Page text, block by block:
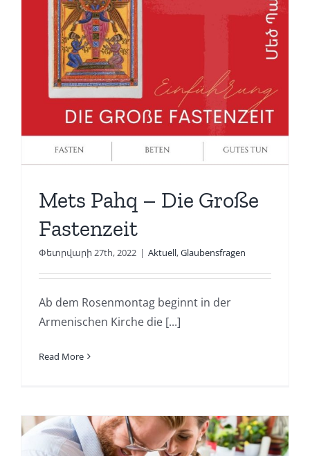
Mets Pahq – Die Große
Fastenzeit
Փետրվարի 27th, 2022 | Aktuell,Glaubensfragen
Ab dem Rosenmontag beginnt in der
Armenischen Kirche die [...]
Read More